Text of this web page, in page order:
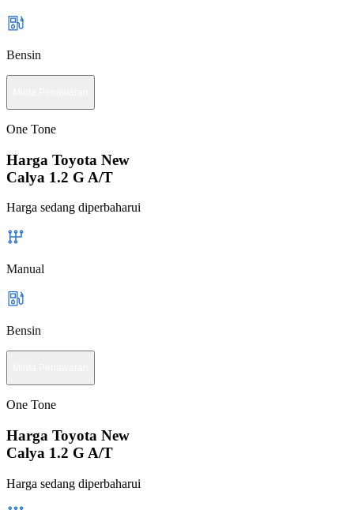
Bensin
One Tone
Harga Toyota New
Calya 1.2 G A/T
Harga sedang diperbaharui
Manual
Bensin
One Tone
Harga Toyota New
Calya 1.2 G A/T
Harga sedang diperbaharui